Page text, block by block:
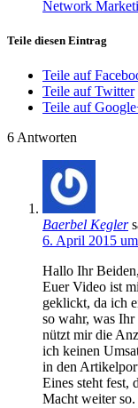
Network
Teile diesen Eintrag
Teile auf
Teile auf Twitter
Teile auf
6Antworten
Baerbel Kegler
6. April 2015
Hallo Ihr Beiden,
Euer Video ist
geklickt, da ich
so wahr, was
nützt mir die
ich keinen
in den
Eines steht fest,
Macht weiter